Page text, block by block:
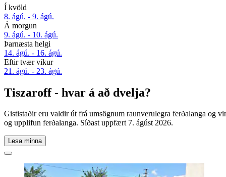
Í kvöld
8. ágú. - 9. ágú.
Á morgun
9. ágú. - 10. ágú.
Þarnæsta helgi
14. ágú. - 16. ágú.
Eftir tvær vikur
21. ágú. - 23. ágú.
Tiszaroff - hvar á að dvelja?
Gististaðir eru valdir út frá umsögnum raunverulegra ferðalanga og
og upplifun ferðalanga. Síðast uppfært 7. ágúst 2026.
Lesa minna